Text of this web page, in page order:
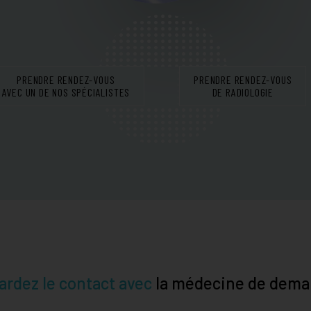
PRENDRE RENDEZ-VOUS
AVEC UN DE NOS SPÉCIALISTES
PRENDRE RENDEZ-VOUS
DE RADIOLOGIE
le contact avec la médecine de